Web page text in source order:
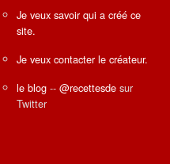
Je veux savoir qui a créé ce
site.
Je veux contacter le créateur.
le blog -- @recettesde sur
Twitter